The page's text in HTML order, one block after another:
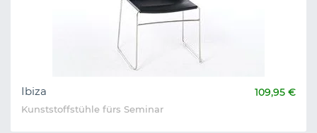
Ibiza 109,95 €
Kunststoffstühle fürs Seminar